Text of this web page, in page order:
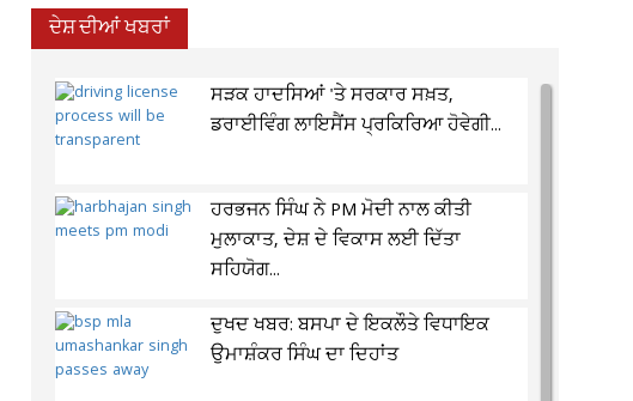
ਦੇਸ਼ ਦੀਆਂ ਖਬਰਾਂ
ਸੜਕ ਹਾਦਸਿਆਂ 'ਤੇ ਸਰਕਾਰ ਸਖ਼ਤ,
ਡਰਾਈਵਿੰਗ ਲਾਇਸੈਂਸ ਪ੍ਰਕਿਰਿਆ ਹੋਵੇਗੀ...
ਹਰਭਜਨ ਸਿੰਘ ਨੇ PM ਮੋਦੀ ਨਾਲ ਕੀਤੀ
ਮੁਲਾਕਾਤ, ਦੇਸ਼ ਦੇ ਵਿਕਾਸ ਲਈ ਦਿੱਤਾ
ਸਹਿਯੋਗ...
ਦੁਖਦ ਖਬਰ: ਬਸਪਾ ਦੇ ਇਕਲੌਤੇ ਵਿਧਾਇਕ
ਉਮਾਸ਼ੰਕਰ ਸਿੰਘ ਦਾ ਦਿਹਾਂਤ